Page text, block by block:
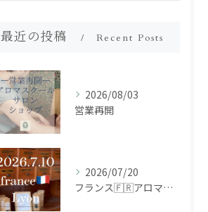
最近の投稿 Recent Posts
2026/08/03
営業再開
2026/07/20
フランス🇫🇷アロマ研修ツアー𝗱𝗮𝘆𝟮